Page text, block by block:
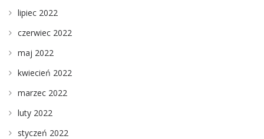
lipiec 2022
czerwiec 2022
maj 2022
kwiecień 2022
marzec 2022
luty 2022
styczeń 2022